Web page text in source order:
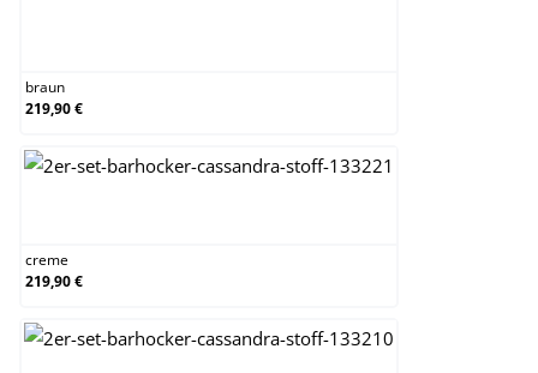
braun
219,90 €
creme
219,90 €